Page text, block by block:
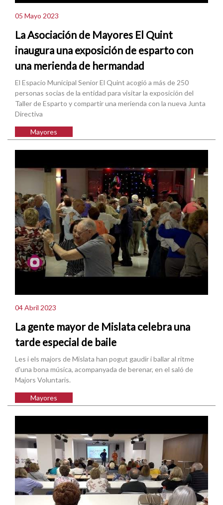
05 Mayo 2023
La Asociación de Mayores El Quint
inaugura una exposición de esparto con
una merienda de hermandad
El Espacio Municipal Senior El Quint acogió a más de 250
personas socias de la entidad para visitar la exposición del
Taller de Esparto y compartir una merienda con la nueva Junta
Directiva
Mayores
04 Abril 2023
La gente mayor de Mislata celebra una
tarde especial de baile
Les i els majors de Mislata han pogut gaudir i ballar al ritme
d'una bona música, acompanyada de berenar, en el saló de
Majors Voluntaris.
Mayores